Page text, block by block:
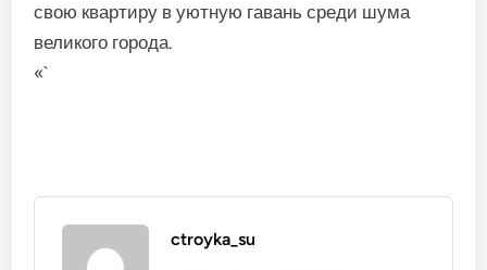
свою квартиру в уютную гавань среди шума
великого города.
«`
ctroyka_su